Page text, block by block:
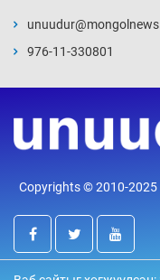
976-11-330801
Copyrights © 2010-